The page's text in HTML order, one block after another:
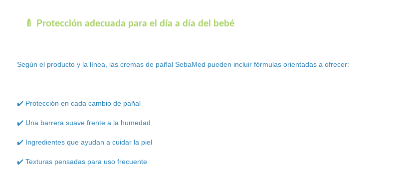
🍼 Protección adecuada para el día a día del bebé
Según el producto y la línea, las cremas de pañal SebaMed pueden incluir fórmulas orientadas a ofrecer:
✔️ Protección en cada cambio de pañal
✔️ Una barrera suave frente a la humedad
✔️ Ingredientes que ayudan a cuidar la piel
✔️ Texturas pensadas para uso frecuente